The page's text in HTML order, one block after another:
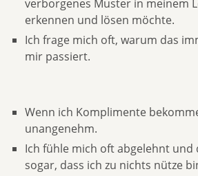
verborgenes Muster in meinem
erkennen und lösen möchte.
Ich frage mich oft, warum das
mir passiert.
Wenn ich Komplimente
unangenehm.
Ich fühle mich oft abgelehnt und
sogar, dass ich zu nichts nütze